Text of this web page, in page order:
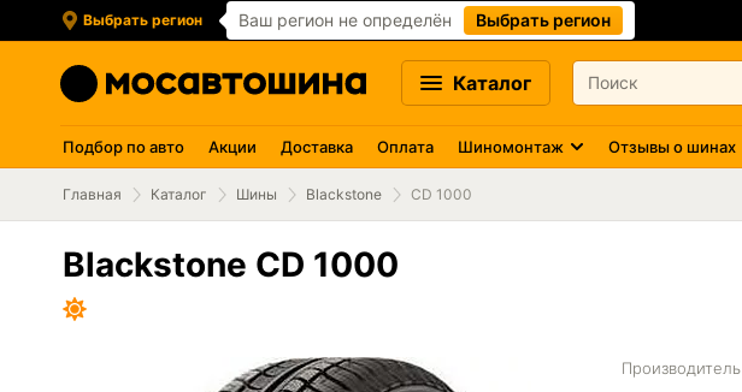
Выбрать регион Ваш регион не определён Выбрать регион
Каталог
Подбор по авто Акции Доставка Оплата Шиномонтаж Отзывы о шинах
Главная Каталог Шины Blackstone CD 1000
Blackstone CD 1000
Производитель